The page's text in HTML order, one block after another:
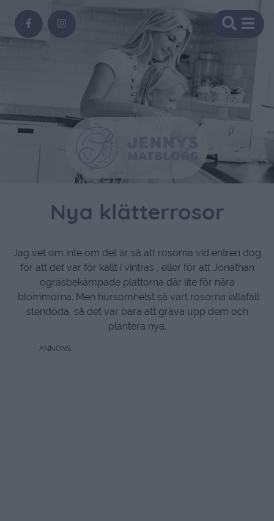
Nya klätterrosor
Jag vet om inte om det är så att rosorna vid entren dog
för att det var för kallt i vintras , eller för att Jonathan
ogräsbekämpade plattorna där lite för nära
blommorna. Men hursomhelst så vart rosorna iallafall
stendöda, så det var bara att gräva upp dem och
plantera nya.